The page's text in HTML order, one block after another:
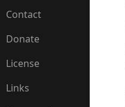
Contact
Donate
License
Links